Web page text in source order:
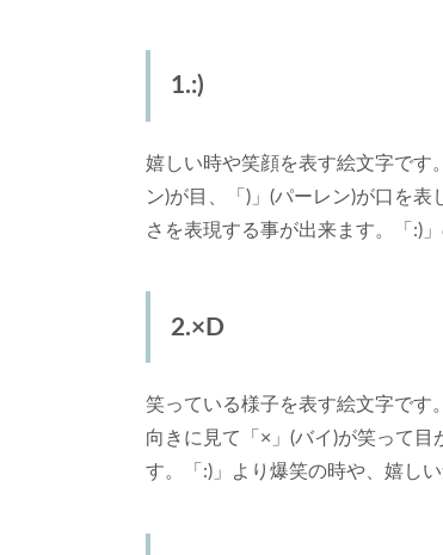
1.:)
嬉しい時や笑顔を表す絵文字です
ン)が目、「)」(パーレン)が口を
さを表現する事が出来ます。「:)
2.×D
笑っている様子を表す絵文字です
向きに見て「×」(バイ)が笑って
す。「:)」より爆笑の時や、嬉し